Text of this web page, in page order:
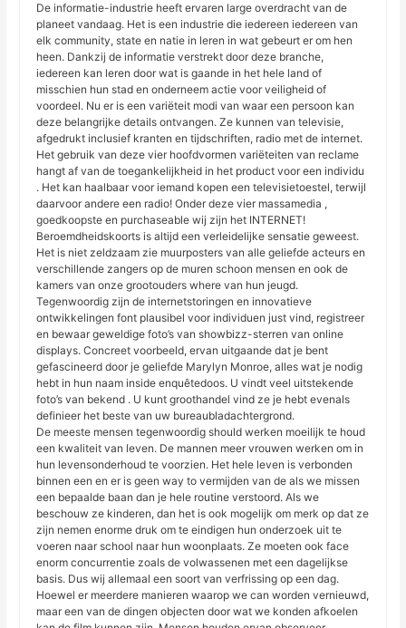
De informatie-industrie heeft ervaren large overdracht van de
planeet vandaag. Het is een industrie die iedereen iedereen van
elk community, state en natie in leren in wat gebeurt er om hen
heen. Dankzij de informatie verstrekt door deze branche,
iedereen kan leren door wat is gaande in het hele land of
misschien hun stad en onderneem actie voor veiligheid of
voordeel. Nu er is een variëteit modi van waar een persoon kan
deze belangrijke details ontvangen. Ze kunnen van televisie,
afgedrukt inclusief kranten en tijdschriften, radio met de internet.
Het gebruik van deze vier hoofdvormen variëteiten van reclame
hangt af van de toegankelijkheid in het product voor een individu
. Het kan haalbaar voor iemand kopen een televisietoestel, terwijl
daarvoor andere een radio! Onder deze vier massamedia ,
goedkoopste en purchaseable wij zijn het INTERNET!
Beroemdheidskoorts is altijd een verleidelijke sensatie geweest.
Het is niet zeldzaam zie muurposters van alle geliefde acteurs en
verschillende zangers op de muren schoon mensen en ook de
kamers van onze grootouders where van hun jeugd.
Tegenwoordig zijn de internetstoringen en innovatieve
ontwikkelingen font plausibel voor individuen just vind, registreer
en bewaar geweldige foto’s van showbizz-sterren van online
displays. Concreet voorbeeld, ervan uitgaande dat je bent
gefascineerd door je geliefde Marylyn Monroe, alles wat je nodig
hebt in hun naam inside enquêtedoos. U vindt veel uitstekende
foto’s van bekend . U kunt groothandel vind ze je hebt evenals
definieer het beste van uw bureaubladachtergrond.
De meeste mensen tegenwoordig should werken moeilijk te houd
een kwaliteit van leven. De mannen meer vrouwen werken om in
hun levensonderhoud te voorzien. Het hele leven is verbonden
binnen een en er is geen way to vermijden van de als we missen
een bepaalde baan dan je hele routine verstoord. Als we
beschouw ze kinderen, dan het is ook mogelijk om merk op dat ze
zijn nemen enorme druk om te eindigen hun onderzoek uit te
voeren naar school naar hun woonplaats. Ze moeten ook face
enorm concurrentie zoals de volwassenen met een dagelijkse
basis. Dus wij allemaal een soort van verfrissing op een dag.
Hoewel er meerdere manieren waarop we can worden vernieuwd,
maar een van de dingen objecten door wat we konden afkoelen